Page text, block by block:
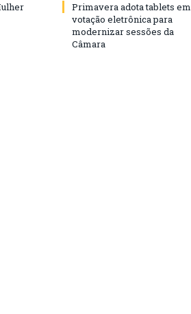
Primavera adota tablets em
votação eletrônica para
modernizar sessões da
Câmara